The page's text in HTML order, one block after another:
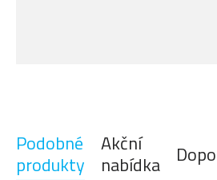
Podobné
produkty
Akční
nabídka